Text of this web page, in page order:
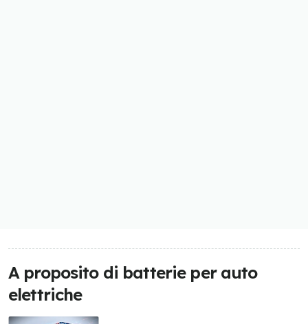
A proposito di batterie per auto
elettriche